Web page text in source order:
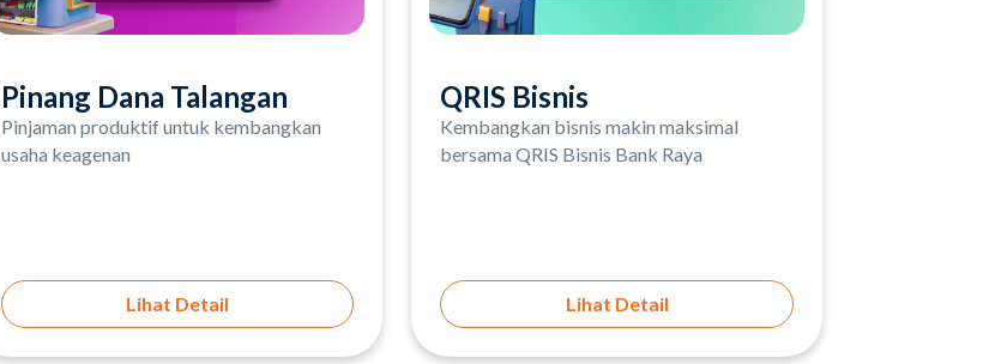
Pinang Dana Talangan
Pinjaman produktif untuk kembangkan
usaha keagenan
Lihat Detail
QRIS Bisnis
Kembangkan bisnis makin maksimal
bersama QRIS Bisnis Bank Raya
Lihat Detail